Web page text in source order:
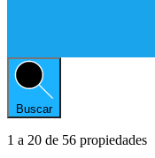
Buscar
1 a 20 de 56 propiedades